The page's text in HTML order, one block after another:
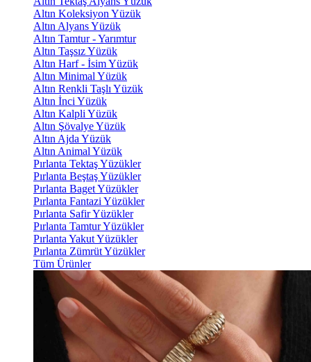
Altın Koleksiyon Yüzük
Altın Alyans Yüzük
Altın Tamtur - Yarımtur
Altın Taşsız Yüzük
Altın Harf - İsim Yüzük
Altın Minimal Yüzük
Altın Renkli Taşlı Yüzük
Altın İnci Yüzük
Altın Kalpli Yüzük
Altın Şövalye Yüzük
Altın Ajda Yüzük
Altın Animal Yüzük
Pırlanta Tektaş Yüzükler
Pırlanta Beştaş Yüzükler
Pırlanta Baget Yüzükler
Pırlanta Fantazi Yüzükler
Pırlanta Safir Yüzükler
Pırlanta Tamtur Yüzükler
Pırlanta Yakut Yüzükler
Pırlanta Zümrüt Yüzükler
Tüm Ürünler